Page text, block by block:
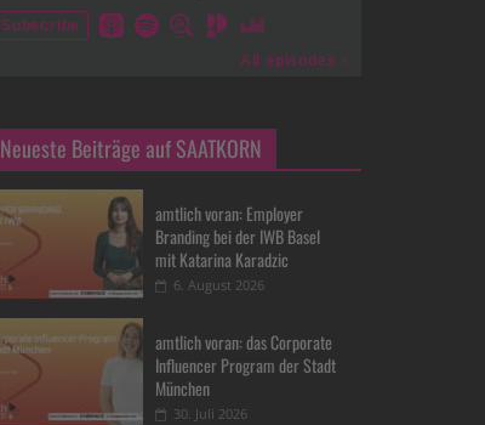
Neueste Beiträge auf SAATKORN
amtlich voran: Employer
Branding bei der IWB Basel
mit Katarina Karadzic
6. August 2026
amtlich voran: das Corporate
Influencer Program der Stadt
München
30. Juli 2026